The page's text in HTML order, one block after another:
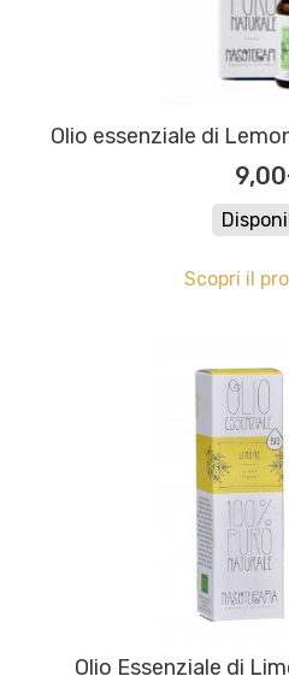
Olio essenziale di
Scopri il
Olio Essenziale di